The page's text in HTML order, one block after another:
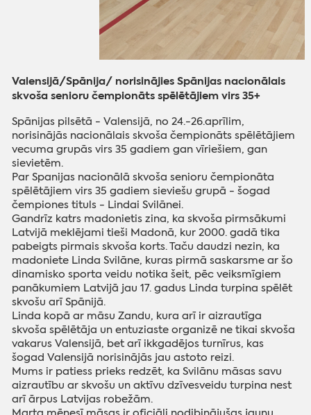
Valensijā/Spānija/ norisinājies Spānijas nacionālais
skvoša senioru čempionāts spēlētājiem virs 35+
Spānijas pilsētā - Valensijā, no 24.-26.aprīlim,
norisinājās nacionālais skvoša čempionāts spēlētājiem
vecuma grupās virs 35 gadiem gan vīriešiem, gan
sievietēm.
Par Spanijas nacionālā skvoša senioru čempionāta
spēlētājiem virs 35 gadiem sieviešu grupā - šogad
čempiones tituls - Lindai Svilānei.
Gandrīz katrs madonietis zina, ka skvoša pirmsākumi
Latvijā meklējami tieši Madonā, kur 2000. gadā tika
pabeigts pirmais skvoša korts. Taču daudzi nezin, ka
madoniete Linda Svilāne, kuras pirmā saskarsme ar šo
dinamisko sporta veidu notika šeit, pēc veiksmīgiem
panākumiem Latvijā jau 17. gadus Linda turpina spēlēt
skvošu arī Spānijā.
Linda kopā ar māsu Zandu, kura arī ir aizrautīga
skvoša spēlētāja un entuziaste organizē ne tikai skvoša
vakarus Valensijā, bet arī ikkgadējos turnīrus, kas
šogad Valensijā norisinājās jau astoto reizi.
Mums ir patiess prieks redzēt, ka Svilānu māsas savu
aizrautību ar skvošu un aktīvu dzīvesveidu turpina nest
arī ārpus Latvijas robežām.